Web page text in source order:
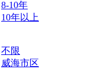
8-10年
10年以上
不限
威海市区